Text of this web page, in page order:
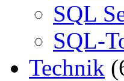
SQL
SQL-
Technik